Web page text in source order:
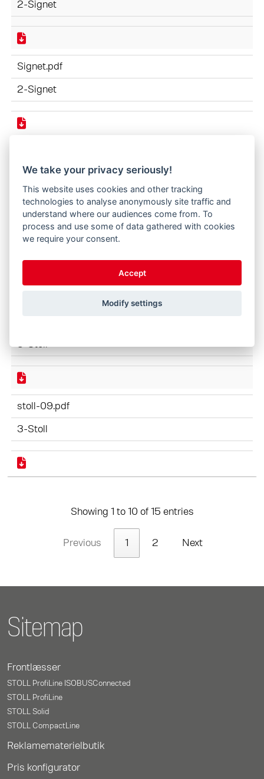
2-Signet
Signet.pdf
2-Signet
2-Signet
stoll-09.eps
3-Stoll
3-Stoll
stoll-09.pdf
3-Stoll
Showing 1 to 10 of 15 entries
Previous 1 2 Next
Sitemap
Frontlæsser
STOLL ProfiLine ISOBUSConnected
STOLL ProfiLine
STOLL Solid
STOLL CompactLine
Reklamematerielbutik
Pris konfigurator
We take your privacy seriously!
This website uses cookies and other tracking
technologies to analyse anonymously site traffic and
understand where our audiences come from. To
process and use some of data gathered with cookies
we require your consent.
Accept
Modify settings